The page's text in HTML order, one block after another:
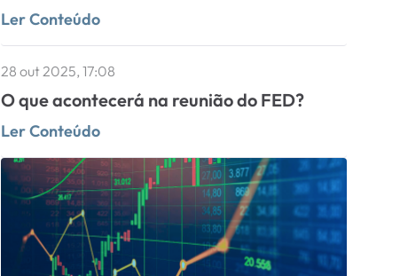
Ler Conteúdo
28 out 2025, 17:08
O que acontecerá na reunião do FED?
Ler Conteúdo